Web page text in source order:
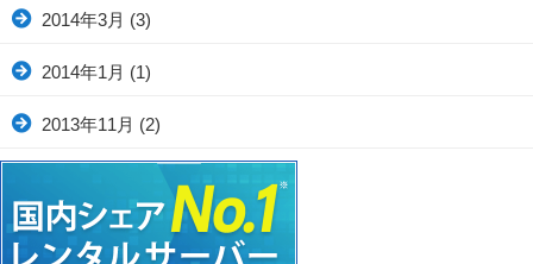
2014年3月 (3)
2014年1月 (1)
2013年11月 (2)